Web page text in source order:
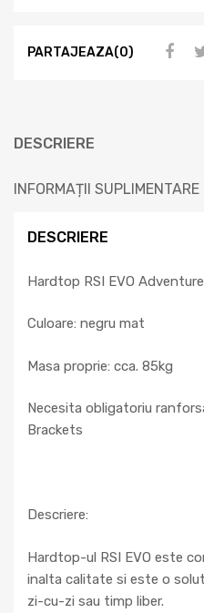
PARTAJEAZA(0)
DESCRIERE
INFORMAȚII SUPLIMENTARE
DESCRIERE
Hardtop RSI EVO
Culoare: negru mat
Masa proprie: cca. 85kg
Necesita obligatoriu
Brackets
Descriere:
Hardtop-ul RSI EVO este
inalta calitate si este o
zi-cu-zi sau timp liber.